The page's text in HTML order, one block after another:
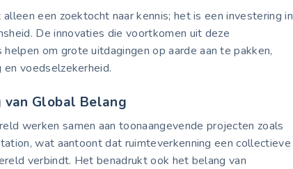
een zoektocht naar kennis; het is een investering in
De innovaties die voortkomen uit deze
helpen om grote uitdagingen op aarde aan te pakken,
voedselzekerheid.
van Global Belang
werken samen aan toonaangevende projecten zoals
wat aantoont dat ruimteverkenning een collectieve
verbindt. Het benadrukt ook het belang van